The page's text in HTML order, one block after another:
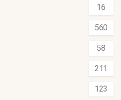
16
560
58
211
123